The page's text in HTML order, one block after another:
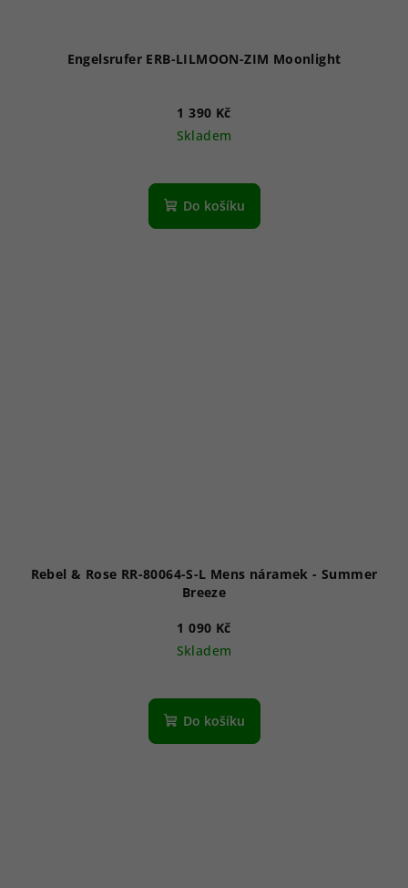
Engelsrufer ERB-LILMOON-ZIM Moonlight
1 390 Kč
Skladem
Do košíku
Rebel & Rose RR-80064-S-L Mens náramek - Summer
Breeze
1 090 Kč
Skladem
Do košíku